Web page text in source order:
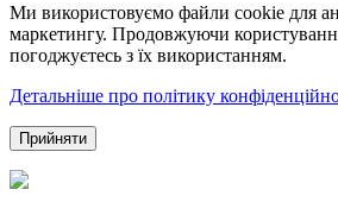
Ми використовуємо файли cookie для
маркетингу. Продовжуючи
погоджуєтесь з їх використанням.
Детальніше про політику
Прийняти